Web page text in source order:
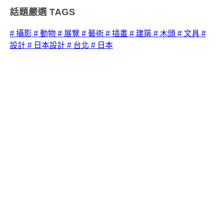
話題嚴選 TAGS
# 攝影 # 動物 # 展覽 # 藝術 # 插畫 # 建築 # 木頭 # 文具 #
設計 # 日本設計 # 台北 # 日本